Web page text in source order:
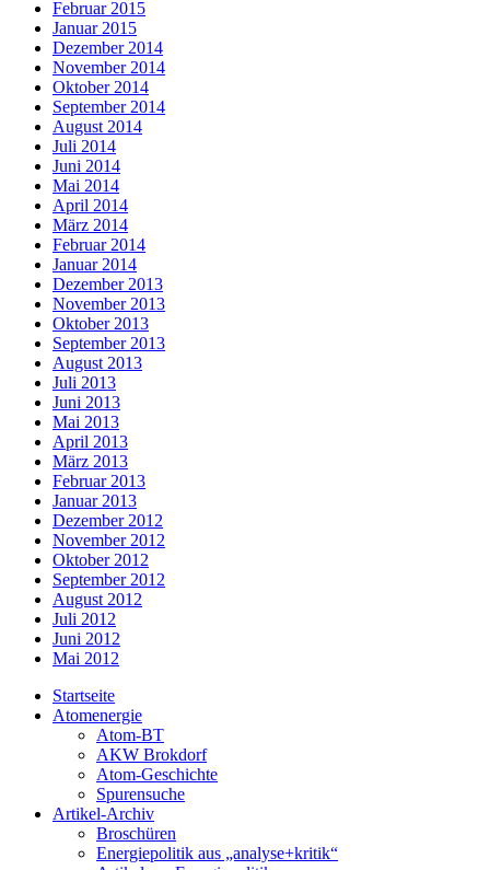
Februar 2015
Januar 2015
Dezember 2014
November 2014
Oktober 2014
September 2014
August 2014
Juli 2014
Juni 2014
Mai 2014
April 2014
März 2014
Februar 2014
Januar 2014
Dezember 2013
November 2013
Oktober 2013
September 2013
August 2013
Juli 2013
Juni 2013
Mai 2013
April 2013
März 2013
Februar 2013
Januar 2013
Dezember 2012
November 2012
Oktober 2012
September 2012
August 2012
Juli 2012
Juni 2012
Mai 2012
Startseite
Atomenergie
Atom-BT
AKW Brokdorf
Atom-Geschichte
Spurensuche
Artikel-Archiv
Broschüren
Energiepolitik aus „analyse+kritik“